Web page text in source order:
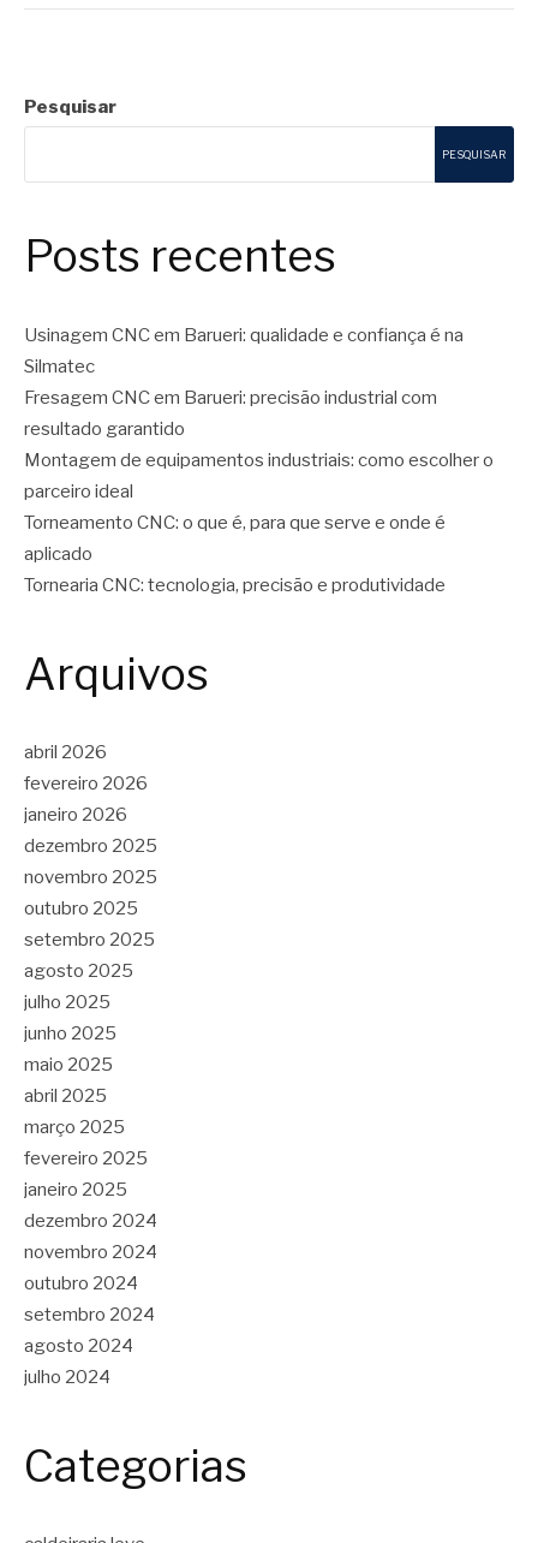
Pesquisar
PESQUISAR
Posts recentes
Usinagem CNC em Barueri: qualidade e confiança é na
Silmatec
Fresagem CNC em Barueri: precisão industrial com
resultado garantido
Montagem de equipamentos industriais: como escolher o
parceiro ideal
Torneamento CNC: o que é, para que serve e onde é
aplicado
Tornearia CNC: tecnologia, precisão e produtividade
Arquivos
abril 2026
fevereiro 2026
janeiro 2026
dezembro 2025
novembro 2025
outubro 2025
setembro 2025
agosto 2025
julho 2025
junho 2025
maio 2025
abril 2025
março 2025
fevereiro 2025
janeiro 2025
dezembro 2024
novembro 2024
outubro 2024
setembro 2024
agosto 2024
julho 2024
Categorias